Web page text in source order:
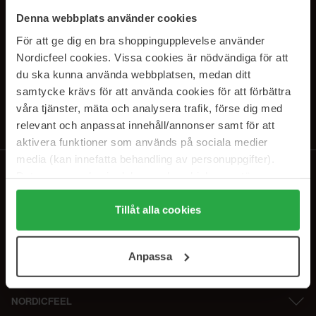
Denna webbplats använder cookies
För att ge dig en bra shoppingupplevelse använder
Nordicfeel cookies. Vissa cookies är nödvändiga för att
du ska kunna använda webbplatsen, medan ditt
samtycke krävs för att använda cookies för att förbättra
våra tjänster, mäta och analysera trafik, förse dig med
relevant och anpassat innehåll/annonser samt för att
aktivera funktioner som används på sociala medier
media (kan innefatta behandling av personuppgifter).
Genom att trycka på "Tillåt alla cookies" accepterar du
alla cookies, medan du under "Detaljer" kan anpassa
användningen av cookies. Du kan när som helst återkalla
samt vår Integritetspolicy.
Tillåt alla cookies
Anpassa
SUBSCRIBE TO OUR
NEWSLETTER
E-postadresse
Ved å abonnere godtar du vårpersonvernerklæring. Du kan melde deg
NORDICFEEL